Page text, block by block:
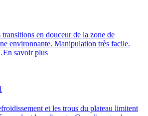
transitions en douceur de la zone de
environnante. Manipulation très facile.
En savoir plus
et les trous du plateau limitent